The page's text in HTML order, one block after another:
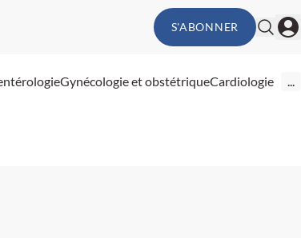
S'ABONNER
Gynécologie et obstétriqueCardiologie ...